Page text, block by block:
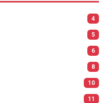
4
5
6
8
10
11